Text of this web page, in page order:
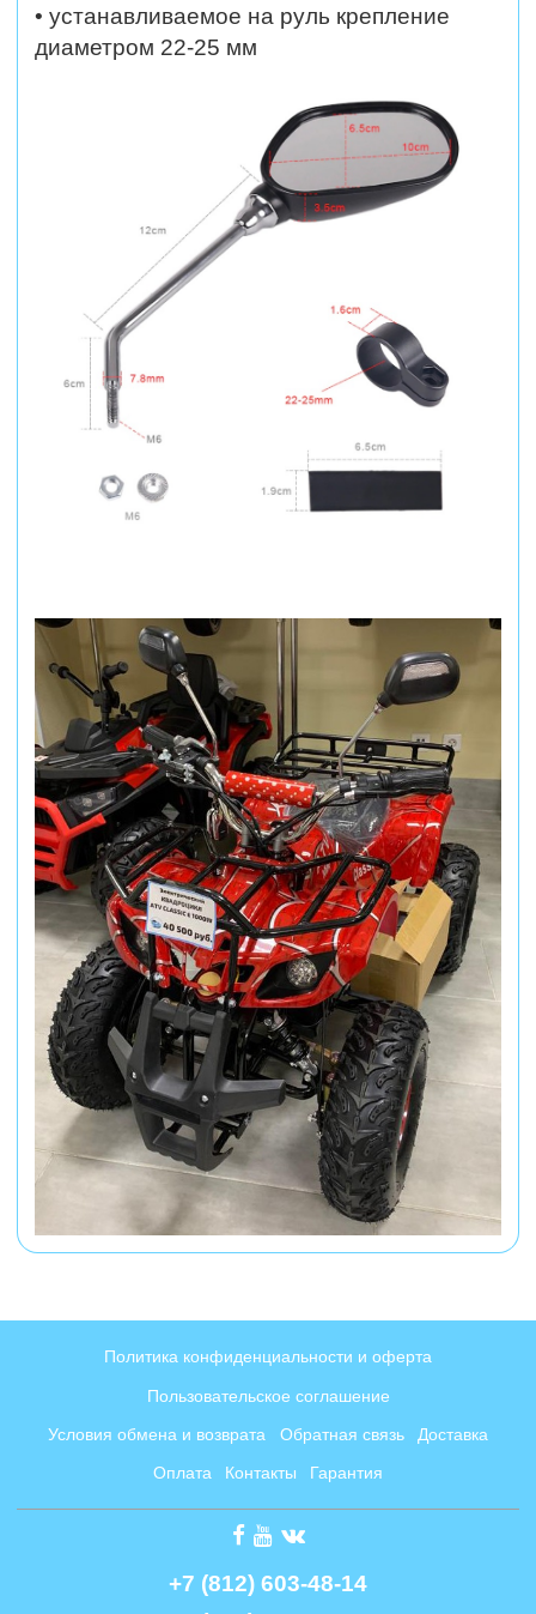
• устанавливаемое на руль крепление
диаметром 22-25 мм
Политика конфиденциальности и оферта
Пользовательское соглашение
Условия обмена и возврата Обратная связь Доставка
Оплата Контакты Гарантия
+7 (812) 603-48-14